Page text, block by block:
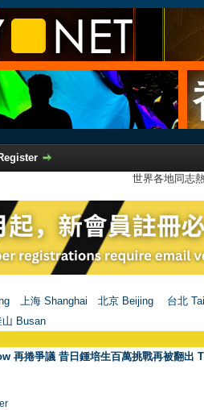
世界各地同志
上海 Shanghai 北京 Beijing 台北
山 Busan
再捲爭議 昔日鍾培生百萬挑戰再被翻出